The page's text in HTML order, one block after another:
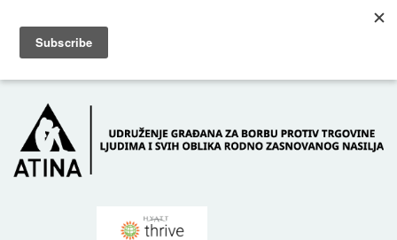
POČETNA O NAMA